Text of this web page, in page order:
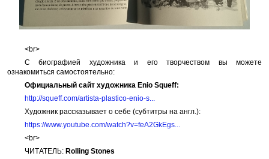
<br>
С биографией художника и его творчеством вы можете
ознакомиться самостоятельно:
Официальный сайт художника Enio Squeff:
http://squeff.com/artista-plastico-enio-s...
Художник рассказывает о себе (субтитры на англ.):
https://www.youtube.com/watch?v=feA2GkEgs...
<br>
ЧИТАТЕЛЬ: Rolling Stones